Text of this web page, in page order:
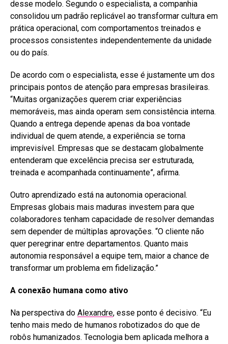
desse modelo. Segundo o especialista, a companhia
consolidou um padrão replicável ao transformar cultura em
prática operacional, com comportamentos treinados e
processos consistentes independentemente da unidade
ou do país.
De acordo com o especialista, esse é justamente um dos
principais pontos de atenção para empresas brasileiras.
“Muitas organizações querem criar experiências
memoráveis, mas ainda operam sem consistência interna.
Quando a entrega depende apenas da boa vontade
individual de quem atende, a experiência se torna
imprevisível. Empresas que se destacam globalmente
entenderam que excelência precisa ser estruturada,
treinada e acompanhada continuamente”, afirma.
Outro aprendizado está na autonomia operacional.
Empresas globais mais maduras investem para que
colaboradores tenham capacidade de resolver demandas
sem depender de múltiplas aprovações. “O cliente não
quer peregrinar entre departamentos. Quanto mais
autonomia responsável a equipe tem, maior a chance de
transformar um problema em fidelização.”
A conexão humana como ativo
Na perspectiva do Alexandre, esse ponto é decisivo. “Eu
tenho mais medo de humanos robotizados do que de
robôs humanizados. Tecnologia bem aplicada melhora a